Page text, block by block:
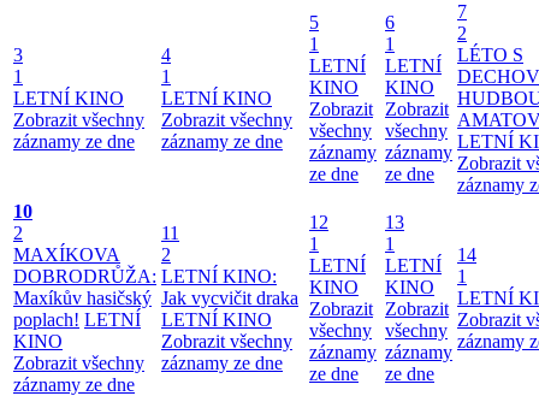
3
1
LETNÍ KINO
Zobrazit všechny
záznamy ze dne
4
1
LETNÍ KINO
Zobrazit všechny
záznamy ze dne
5
1
LETNÍ
KINO
Zobrazit
všechny
záznamy
ze dne
6
1
LETNÍ
KINO
Zobrazit
všechny
záznamy
ze dne
7
2
LÉTO S
LETNÍ
Zobrazit
záznamy
10
2
MAXÍKOVA
DOBRODRŮŽA:
Maxíkův hasičský
poplach! LETNÍ
KINO
Zobrazit všechny
záznamy ze dne
11
2
LETNÍ KINO:
Jak vycvičit draka
LETNÍ KINO
Zobrazit všechny
záznamy ze dne
12
1
LETNÍ
KINO
Zobrazit
všechny
záznamy
ze dne
13
1
LETNÍ
KINO
Zobrazit
všechny
záznamy
ze dne
14
1
LETNÍ
Zobrazit
záznamy